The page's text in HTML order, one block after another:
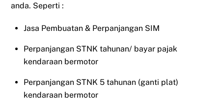
anda. Seperti :
Jasa Pembuatan & Perpanjangan SIM
Perpanjangan STNK tahunan/ bayar pajak
kendaraan bermotor
Perpanjangan STNK 5 tahunan (ganti plat)
kendaraan bermotor